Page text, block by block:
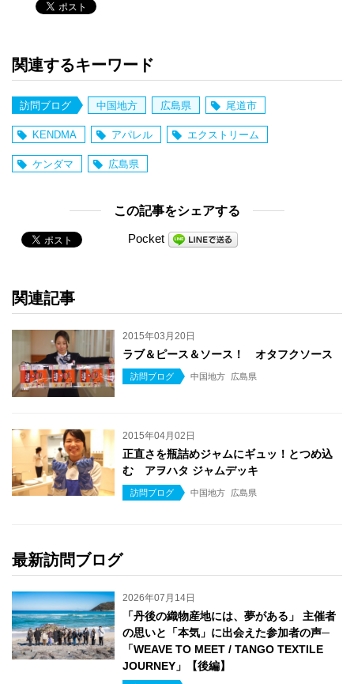
関連するキーワード
訪問ブログ 中国地方 広島県 尾道市
KENDMA アパレル エクストリーム
ケンダマ 広島県
この記事をシェアする
Pocket
関連記事
2015年03月20日
ラブ＆ピース＆ソース！ オタフクソース
訪問ブログ 中国地方 広島県
2015年04月02日
正直さを瓶詰めジャムにギュッ！とつめ込
む アヲハタ ジャムデッキ
訪問ブログ 中国地方 広島県
最新訪問ブログ
2026年07月14日
「丹後の織物産地には、夢がある」 主催者
の思いと「本気」に出会えた参加者の声─
「WEAVE TO MEET / TANGO TEXTILE
JOURNEY」【後編】